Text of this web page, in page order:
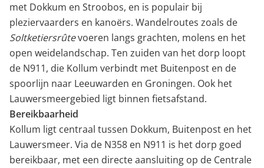
met Dokkum en Stroobos, en is populair bij
pleziervaarders en kanoërs. Wandelroutes zoals de
Soltketiersrûtevoeren langs grachten, molens en het
open weidelandschap. Ten zuiden van het dorp loopt
de N911, die Kollum verbindt met Buitenpost en de
spoorlijn naar Leeuwarden en Groningen. Ook het
Lauwersmeergebied ligt binnen fietsafstand.
Bereikbaarheid
Kollum ligt centraal tussen Dokkum, Buitenpost en het
Lauwersmeer. Via de N358 en N911 is het dorp goed
bereikbaar, met een directe aansluiting op de Centrale